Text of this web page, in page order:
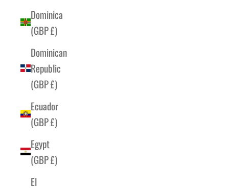
Dominica
(GBP £)
Dominican
Republic
(GBP £)
Ecuador
(GBP £)
Egypt
(GBP £)
El